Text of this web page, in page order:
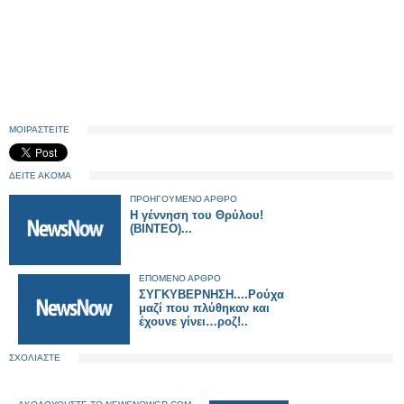
ΜΟΙΡΑΣΤΕΙΤΕ
ΔΕΙΤΕ ΑΚΟΜΑ
ΠΡΟΗΓΟΥΜΕΝΟ ΑΡΘΡΟ
Η γέννηση του Θρύλου!
(BINTEO)...
ΕΠΟΜΕΝΟ ΑΡΘΡΟ
ΣΥΓΚΥΒΕΡΝΗΣΗ....Ρούχα
μαζί που πλύθηκαν και
έχουνε γίνει…ροζ!..
ΣΧΟΛΙΑΣΤΕ